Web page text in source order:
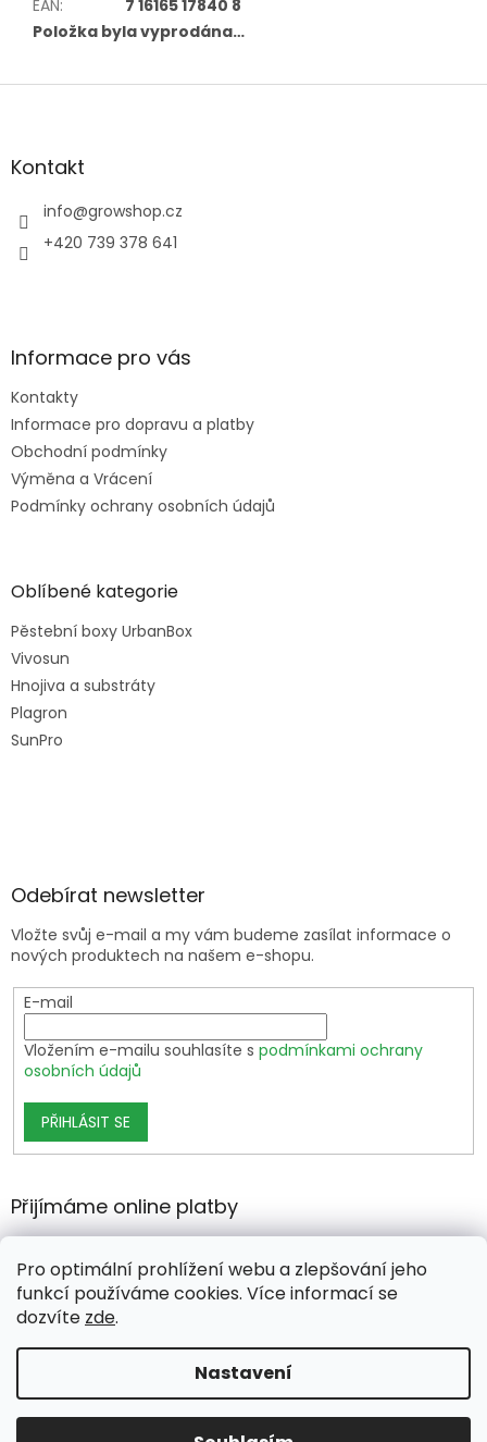
Pro optimální prohlížení webu a zlepšování jeho
funkcí používáme cookies. Více informací se
dozvíte zde.
Nastavení
EAN:
7 16165 17840 8
Položka byla vyprodána…
Z
aKontakt
info@growshop.cz
+420 739 378 641
Informace pro vás
Kontakty
Informace pro dopravu a platby
Obchodní podmínky
Výměna a Vrácení
Podmínky ochrany osobních údajů
Oblíbené kategorie
Pěstební boxy UrbanBox
Vivosun
Hnojiva a substráty
Plagron
SunPro
Odebírat newsletter
Vložte svůj e-mail a my vám budeme zasílat informace o
nových produktech na našem e-shopu.
E-mail
Vložením e-mailu souhlasíte s podmínkami ochrany
osobních údajů
PŘIHLÁSIT SE
Přijímáme online platby
Copyright 2026growshop.cz. Všechna práva vyhrazena.